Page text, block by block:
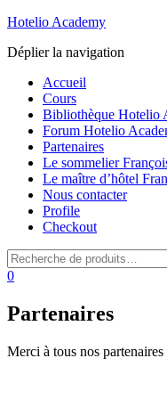
Hotelio Academy
Déplier la navigation
Accueil
Cours
Bibliothèque Hotelio
Forum Hotelio
Partenaires
Le sommelier
Le maître d’hôtel
Nous contacter
Profile
Checkout
0
Partenaires
Merci à tous nos